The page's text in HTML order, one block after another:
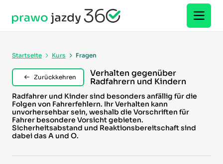
Startseite Kurs Fragen
Zurückkehren
Verhalten gegenüber
Radfahrern und Kindern
Radfahrer und Kinder sind besonders anfällig für die
Folgen von Fahrerfehlern. Ihr Verhalten kann
unvorhersehbar sein, weshalb die Vorschriften für
Fahrer besondere Vorsicht gebieten.
Sicherheitsabstand und Reaktionsbereitschaft sind
dabei das A und O.